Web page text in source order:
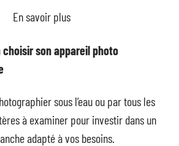
En savoir plus
choisir son appareil photo
sous l’eau ou par tous les
à examiner pour investir dans un
adapté à vos besoins.